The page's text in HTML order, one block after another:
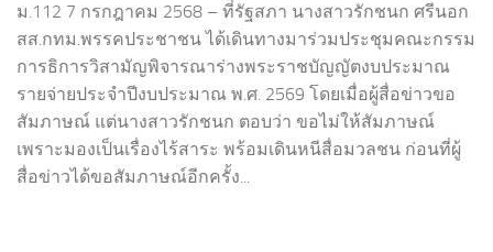
ม.112 7 กรกฎาคม 2568 – ที่รัฐสภา นางสาวรักชนก ศรีนอก
สส.กทม.พรรคประชาชน ได้เดินทางมาร่วมประชุมคณะกรรม
การธิการวิสามัญพิจารณาร่างพระราชบัญญัตงบประมาณ
รายจ่ายประจำปีงบประมาณ พ.ศ. 2569 โดยเมื่อผู้สื่อข่าวขอ
สัมภาษณ์ แต่นางสาวรักชนก ตอบว่า ขอไม่ให้สัมภาษณ์
เพราะมองเป็นเรื่องไร้สาระ พร้อมเดินหนีสื่อมวลชน ก่อนที่ผู้
สื่อข่าวได้ขอสัมภาษณ์อีกครั้ง...